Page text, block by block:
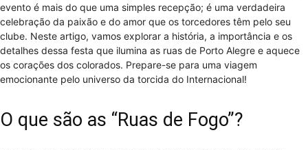
evento é mais do que uma simples recepção; é uma verdadeira
celebração da paixão e do amor que os torcedores têm pelo seu
clube. Neste artigo, vamos explorar a história, a importância e os
detalhes dessa festa que ilumina as ruas de Porto Alegre e aquece
os corações dos colorados. Prepare-se para uma viagem
emocionante pelo universo da torcida do Internacional!
O que são as “Ruas de Fogo”?